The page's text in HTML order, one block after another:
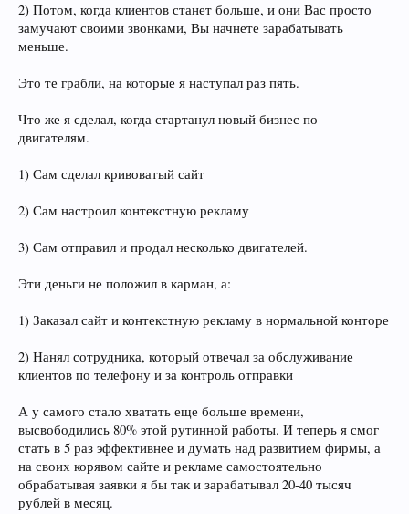
2) Потом, когда клиентов станет больше, и они Вас просто
замучают своими звонками, Вы начнете зарабатывать
меньше.
Это те грабли, на которые я наступал раз пять.
Что же я сделал, когда стартанул новый бизнес по
двигателям.
1) Сам сделал кривоватый сайт
2) Сам настроил контекстную рекламу
3) Сам отправил и продал несколько двигателей.
Эти деньги не положил в карман, а:
1) Заказал сайт и контекстную рекламу в нормальной конторе
2) Нанял сотрудника, который отвечал за обслуживание
клиентов по телефону и за контроль отправки
А у самого стало хватать еще больше времени,
высвободились 80% этой рутинной работы. И теперь я смог
стать в 5 раз эффективнее и думать над развитием фирмы, а
на своих корявом сайте и рекламе самостоятельно
обрабатывая заявки я бы так и зарабатывал 20-40 тысяч
рублей в месяц.